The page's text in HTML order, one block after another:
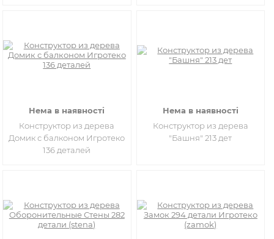
Нема в наявності
Конструктор из дерева
Домик с балконом Игротеко
136 деталей
Нема в наявності
Конструктор из дерева
"Башня" 213 дет